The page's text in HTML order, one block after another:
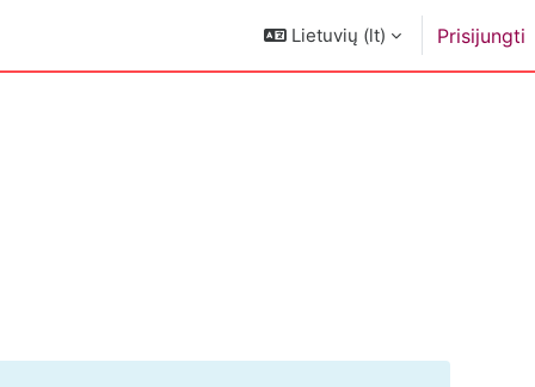
Lietuvių ‎(lt)‎ Prisijungti